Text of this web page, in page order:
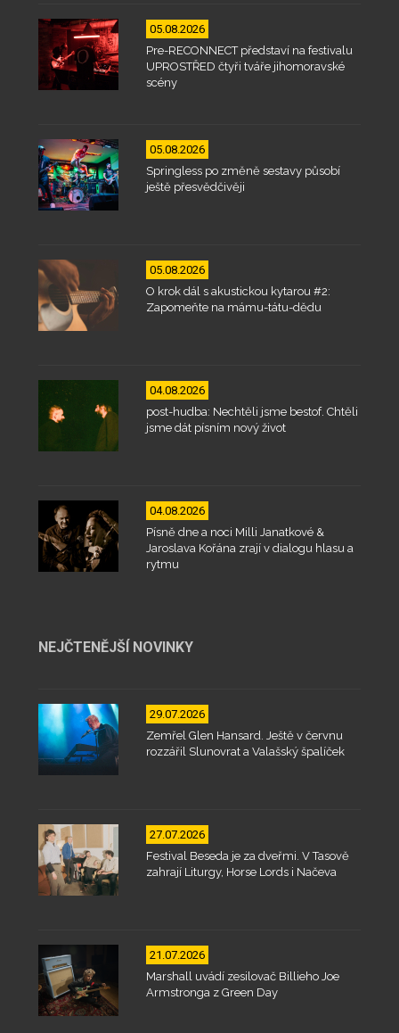
05.08.2026
Pre-RECONNECT představí na festivalu
UPROSTŘED čtyři tváře jihomoravské
scény
05.08.2026
Springless po změně sestavy působí
ještě přesvědčivěji
05.08.2026
O krok dál s akustickou kytarou #2:
Zapomeňte na mámu-tátu-dědu
04.08.2026
post-hudba: Nechtěli jsme bestof. Chtěli
jsme dát písním nový život
04.08.2026
Písně dne a noci Milli Janatkové &
Jaroslava Kořána zrají v dialogu hlasu a
rytmu
NEJČTENĚJŠÍ NOVINKY
29.07.2026
Zemřel Glen Hansard. Ještě v červnu
rozzářil Slunovrat a Valašský špalíček
27.07.2026
Festival Beseda je za dveřmi. V Tasově
zahrají Liturgy, Horse Lords i Načeva
21.07.2026
Marshall uvádí zesilovač Billieho Joe
Armstronga z Green Day